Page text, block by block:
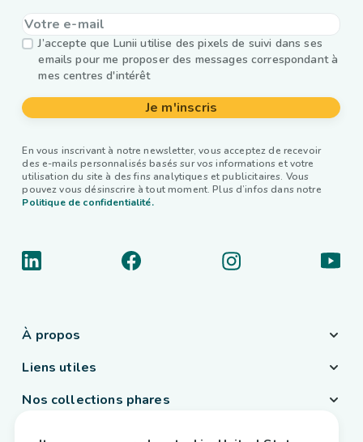
J’accepte que Lunii utilise des pixels de suivi dans ses
emails pour me proposer des messages correspondant à
mes centres d'intérêt
Je m'inscris
En vous inscrivant à notre newsletter, vous acceptez de recevoir
des e-mails personnalisés basés sur vos informations et votre
utilisation du site à des fins analytiques et publicitaires. Vous
pouvez vous désinscrire à tout moment. Plus d’infos dans notre
Politique de confidentialité.
À propos
Liens utiles
Nos collections phares